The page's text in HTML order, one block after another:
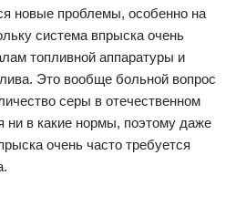
новые проблемы, особенно на
система впрыска очень
топливной аппаратуры и
Это вообще больной вопрос
серы в отечественном
ни в какие нормы, поэтому даже
очень часто требуется